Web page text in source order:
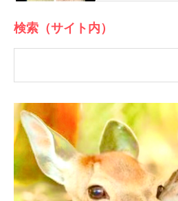
検索（サイト内）